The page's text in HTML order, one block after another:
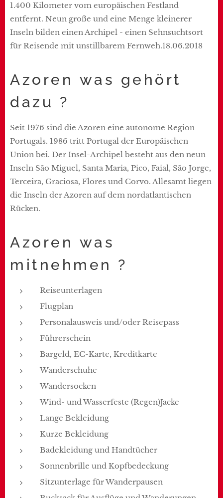
1.400 Kilometer vom europäischen Festland
entfernt. Neun große und eine Menge kleinerer
Inseln bilden einen Archipel - einen Sehnsuchtsort
für Reisende mit unstillbarem Fernweh.18.06.2018
Azoren was gehört
dazu ?
Seit 1976 sind die Azoren eine autonome Region
Portugals. 1986 tritt Portugal der Europäischen
Union bei. Der Insel-Archipel besteht aus den neun
Inseln São Miguel, Santa Maria, Pico, Faial, São Jorge,
Terceira, Graciosa, Flores und Corvo. Allesamt liegen
die Inseln der Azoren auf dem nordatlantischen
Rücken.
Azoren was
mitnehmen ?
Reiseunterlagen
Flugplan
Personalausweis und/oder Reisepass
Führerschein
Bargeld, EC-Karte, Kreditkarte
Wanderschuhe
Wandersocken
Wind- und Wasserfeste (Regen)Jacke
Lange Bekleidung
Kurze Bekleidung
Badekleidung und Handtücher
Sonnenbrille und Kopfbedeckung
Sitzunterlage für Wanderpausen